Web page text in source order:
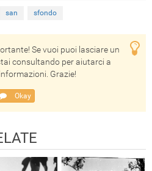
san sfondo
Se vuoi puoi lasciare un
consultando per aiutarci a
Grazie!
Okay